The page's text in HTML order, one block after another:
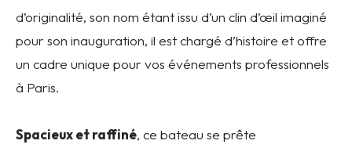
d’originalité, son nom étant issu d’un clin d’œil imaginé
pour son inauguration, il est chargé d’histoire et offre
un cadre unique pour vos événements professionnels
à Paris.
Spacieux et raffiné, ce bateau se prête